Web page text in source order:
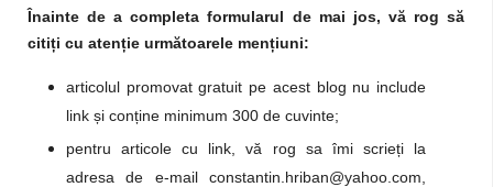
Înainte de a completa formularul de mai jos, vă rog să
citiți cu atenție următoarele mențiuni:
articolul promovat gratuit pe acest blog nu include
link și conține minimum 300 de cuvinte;
pentru articole cu link, vă rog sa îmi scrieți la
adresa de e-mail constantin.hriban@yahoo.com,